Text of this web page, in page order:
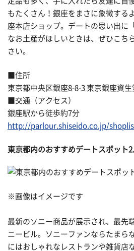
もたくさん！銀座をまさに象徴する
座本店ショップ。デートの思い出に
なお土産がほしいときは、ぜひこち
さい。
■住所
東京都中央区銀座8-8-3 東京銀座資生
■交通（アクセス）
銀座駅から徒歩約7分
http://parlour.shiseido.co.jp/
東京都内のおすすめデートスポット
※画像はイメージです
最新のソニー商品が展示され、最先
ニービル。ソニーファンならたまら
にはおしゃれなレストランや雑貨店